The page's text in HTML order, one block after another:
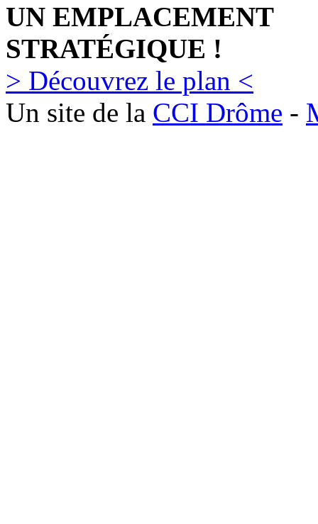
UN EMPLACEMENT
STRATÉGIQUE !
> Découvrez le plan <
Un site de la CCI Drôme -